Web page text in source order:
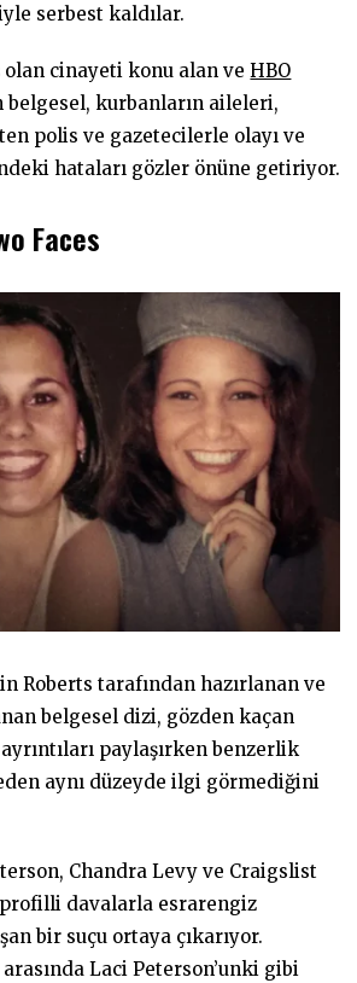
serbest kaldılar.
olan cinayeti konu alan veHBO
belgesel, kurbanların aileleri,
polis ve gazetecilerle olayı ve
hataları gözler önüne getiriyor.
Faces
Roberts tarafından hazırlanan ve
belgesel dizi, gözden kaçan
paylaşırken benzerlik
aynı düzeyde ilgi görmediğini
Chandra Levy ve Craigslist
davalarla esrarengiz
bir suçu ortaya çıkarıyor.
Laci Peterson’unki gibi